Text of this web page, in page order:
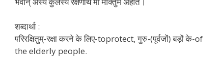
शब्दार्था :
परिरक्षितुम्-रक्षा करने के लिए-toprotect, गुरु-(पूर्वजों) बड़ों के-of
the elderly people.